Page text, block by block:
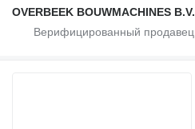
OVERBEEK BOUWMACHINES B.V.